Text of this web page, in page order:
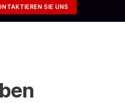
SIE UNS